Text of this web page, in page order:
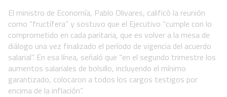
El ministro de Economía, Pablo Olivares, calificó la reunión
como “fructífera” y sostuvo que el Ejecutivo “cumple con lo
comprometido en cada paritaria, que es volver a la mesa de
diálogo una vez finalizado el período de vigencia del acuerdo
salarial”. En esa línea, señaló que “en el segundo trimestre los
aumentos salariales de bolsillo, incluyendo el mínimo
garantizado, colocaron a todos los cargos testigos por
encima de la inflación”.